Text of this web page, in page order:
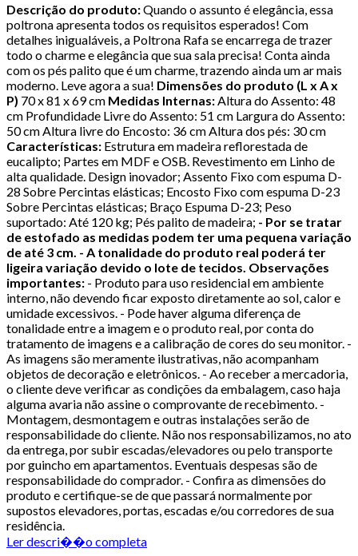
Descrição do produto:Quando o assunto é elegância, essa
poltrona apresenta todos os requisitos esperados! Com
detalhes inigualáveis, a Poltrona Rafa se encarrega de trazer
todo o charme e elegância que sua sala precisa! Conta ainda
com os pés palito que é um charme, trazendo ainda um ar mais
moderno. Leve agora a sua! Dimensões do produto (L x A x
P) 70 x 81 x 69 cm Medidas Internas:Altura do Assento: 48
cm Profundidade Livre do Assento: 51 cm Largura do Assento:
50 cm Altura livre do Encosto: 36 cm Altura dos pés: 30 cm
Características: Estrutura em madeira reflorestada de
eucalipto; Partes em MDF e OSB. Revestimento em Linho de
alta qualidade. Design inovador; Assento Fixo com espuma D-
28 Sobre Percintas elásticas; Encosto Fixo com espuma D-23
Sobre Percintas elásticas; Braço Espuma D-23; Peso
suportado: Até 120 kg; Pés palito de madeira; - Por se tratar
de estofado as medidas podem ter uma pequena variação
de até 3 cm. - A tonalidade do produto real poderá ter
ligeira variação devido o lote de tecidos. Observações
importantes: - Produto para uso residencial em ambiente
interno, não devendo ficar exposto diretamente ao sol, calor e
umidade excessivos. - Pode haver alguma diferença de
tonalidade entre a imagem e o produto real, por conta do
tratamento de imagens e a calibração de cores do seu monitor. -
As imagens são meramente ilustrativas, não acompanham
objetos de decoração e eletrônicos. - Ao receber a mercadoria,
o cliente deve verificar as condições da embalagem, caso haja
alguma avaria não assine o comprovante de recebimento. -
Montagem, desmontagem e outras instalações serão de
responsabilidade do cliente. Não nos responsabilizamos, no ato
da entrega, por subir escadas/elevadores ou pelo transporte
por guincho em apartamentos. Eventuais despesas são de
responsabilidade do comprador. - Confira as dimensões do
produto e certifique-se de que passará normalmente por
supostos elevadores, portas, escadas e/ou corredores de sua
residência.
Ler descri��o completa